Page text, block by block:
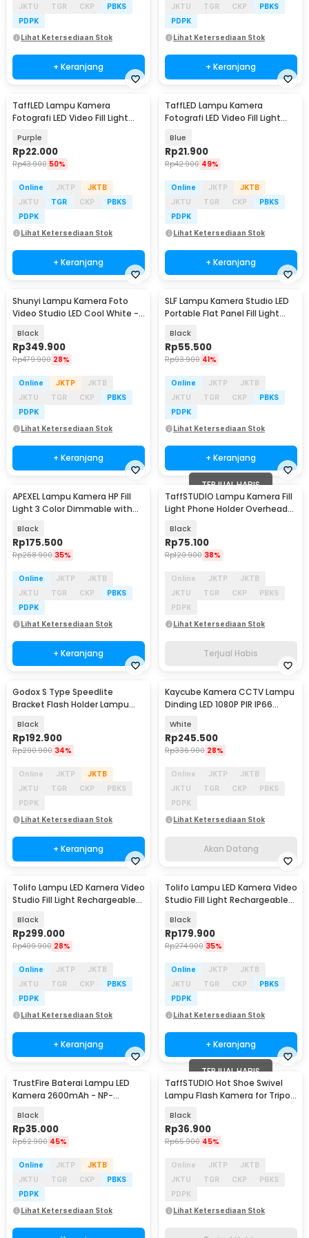
JKTU
TGR CKP
PBKS
PDPK
Lihat Ketersediaan Stok
+ Keranjang
JKTU
TGR CKP
PBKS
PDPK
Lihat Ketersediaan Stok
+ Keranjang
TaffLED Lampu Kamera
Fotografi LED Video Fill Light
Purple
Rp22.000
Rp43.900 50%
Online JKTP
JKTB
JKTU
TGR CKP
PBKS
PDPK
Lihat Ketersediaan Stok
+ Keranjang
TaffLED Lampu Kamera
Fotografi LED Video Fill Light
Blue
Rp21.900
Rp42.900 49%
Online JKTP
JKTB
JKTU
TGR CKP
PBKS
PDPK
Lihat Ketersediaan Stok
+ Keranjang
Shunyi Lampu Kamera Foto
Video Studio LED Cool White -
Black
Rp349.900
Rp479.900 28%
Online JKTP
JKTB
JKTU
TGR CKP
PBKS
PDPK
Lihat Ketersediaan Stok
+ Keranjang
SLF Lampu Kamera Studio LED
Portable Flat Panel Fill Light
Black
Rp55.500
Rp93.900 41%
Online JKTP
JKTB
JKTU
TGR CKP
PBKS
PDPK
Lihat Ketersediaan Stok
+ Keranjang
APEXEL Lampu Kamera HP Fill
Light 3 Color Dimmable with
Black
Rp175.500
Rp268.900 35%
Online JKTP
JKTB
JKTU
TGR CKP
PBKS
PDPK
Lihat Ketersediaan Stok
+ Keranjang
TERJUAL HABIS
TaffSTUDIO Lampu Kamera Fill
Light Phone Holder Overhead
Black
Rp75.100
Rp120.900 38%
Online JKTP
JKTB
JKTU
TGR CKP
PBKS
PDPK
Lihat Ketersediaan Stok
Terjual Habis
Godox S Type Speedlite
Bracket Flash Holder Lampu
Black
Rp192.900
Rp290.900 34%
Online JKTP
JKTB
JKTU
TGR CKP
PBKS
PDPK
Lihat Ketersediaan Stok
+ Keranjang
Akan Datang
Kaycube Kamera CCTV Lampu
Dinding LED 1080P PIR IP66
White
Rp245.500
Rp336.900 28%
Online JKTP
JKTB
JKTU
TGR CKP
PBKS
PDPK
Lihat Ketersediaan Stok
Akan Datang
Tolifo Lampu LED Kamera Video
Studio Fill Light Rechargeable
Black
Rp299.000
Rp409.900 28%
Online JKTP
JKTB
JKTU
TGR CKP
PBKS
PDPK
Lihat Ketersediaan Stok
+ Keranjang
Tolifo Lampu LED Kamera Video
Studio Fill Light Rechargeable
Black
Rp179.900
Rp274.900 35%
Online JKTP
JKTB
JKTU
TGR CKP
PBKS
PDPK
Lihat Ketersediaan Stok
+ Keranjang
TrustFire Baterai Lampu LED
Kamera 2600mAh - NP-
Black
Rp35.000
Rp62.900 45%
Online JKTP
JKTB
JKTU
TGR CKP
PBKS
PDPK
Lihat Ketersediaan Stok
TERJUAL HABIS
TaffSTUDIO Hot Shoe Swivel
Lampu Flash Kamera for Tripod
Black
Rp36.900
Rp65.900 45%
Online JKTP
JKTB
JKTU
TGR CKP
PBKS
PDPK
Lihat Ketersediaan Stok